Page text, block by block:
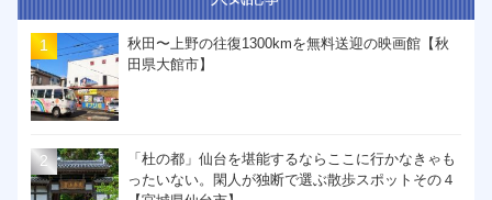
秋田〜上野の往復1300kmを無料送迎の映画館【秋
田県大館市】
「杜の都」仙台を堪能するならここに行かなきゃも
ったいない。閑人が独断で選ぶ散歩スポットその４